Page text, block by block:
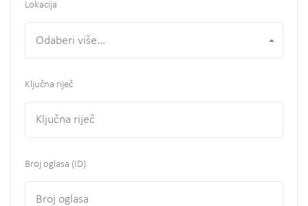
Lokacija
Odaberi više...
Ključna riječ
Broj oglasa (ID)